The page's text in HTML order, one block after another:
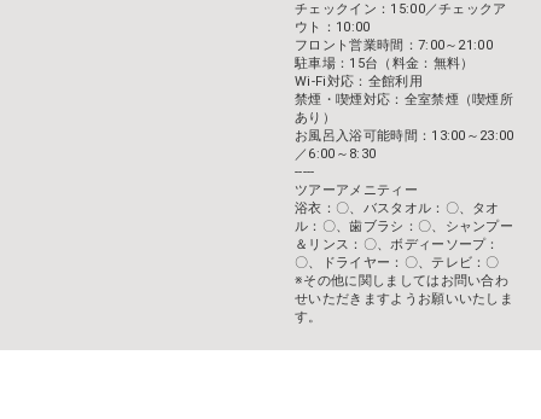
チェックイン：15:00／チェックア
ウト：10:00
フロント営業時間：7:00～21:00
駐車場：15台（料金：無料）
Wi-Fi対応：全館利用
禁煙・喫煙対応：全室禁煙（喫煙所
あり）
お風呂入浴可能時間：13:00～23:00
／6:00～8:30
-----
ツアーアメニティー
浴衣：〇、バスタオル：〇、タオ
ル：〇、歯ブラシ：〇、シャンプー
＆リンス：〇、ボディーソープ：
〇、ドライヤー：〇、テレビ：〇
※その他に関しましてはお問い合わ
せいただきますようお願いいたしま
す。